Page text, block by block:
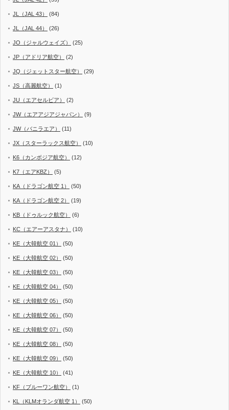
JL（JAL 43） (84)
JL（JAL 44） (26)
JO（ジャルウェイズ） (25)
JP（アドリア航空） (2)
JQ（ジェットスター航空） (29)
JS（高麗航空） (1)
JU（エアセルビア） (2)
JW（エアアジアジャパン） (9)
JW（バニラエア） (11)
JX（スターラックス航空） (10)
K6（カンボジア航空） (12)
K7（エアKBZ） (5)
KA（ドラゴン航空 1） (50)
KA（ドラゴン航空 2） (19)
KB（ドゥルック航空） (6)
KC（エアーアスタナ） (10)
KE（大韓航空 01） (50)
KE（大韓航空 02） (50)
KE（大韓航空 03） (50)
KE（大韓航空 04） (50)
KE（大韓航空 05） (50)
KE（大韓航空 06） (50)
KE（大韓航空 07） (50)
KE（大韓航空 08） (50)
KE（大韓航空 09） (50)
KE（大韓航空 10） (41)
KF（ブルーワン航空） (1)
KL（KLMオランダ航空 1） (50)